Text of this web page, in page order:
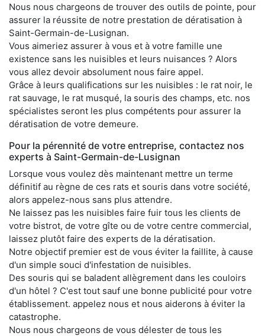
Nous nous chargeons de trouver des outils de pointe, pour
assurer la réussite de notre prestation de dératisation à
Saint-Germain-de-Lusignan.
Vous aimeriez assurer à vous et à votre famille une
existence sans les nuisibles et leurs nuisances ? Alors
vous allez devoir absolument nous faire appel.
Grâce à leurs qualifications sur les nuisibles : le rat noir, le
rat sauvage, le rat musqué, la souris des champs, etc. nos
spécialistes seront les plus compétents pour assurer la
dératisation de votre demeure.
Pour la pérennité de votre entreprise, contactez nos
experts à Saint-Germain-de-Lusignan
Lorsque vous voulez dès maintenant mettre un terme
définitif au règne de ces rats et souris dans votre société,
alors appelez-nous sans plus attendre.
Ne laissez pas les nuisibles faire fuir tous les clients de
votre bistrot, de votre gîte ou de votre centre commercial,
laissez plutôt faire des experts de la dératisation.
Notre objectif premier est de vous éviter la faillite, à cause
d'un simple souci d'infestation de nuisibles.
Des souris qui se baladent allègrement dans les couloirs
d'un hôtel ? C'est tout sauf une bonne publicité pour votre
établissement. appelez nous et nous aiderons à éviter la
catastrophe.
Nous nous chargeons de vous délester de tous les